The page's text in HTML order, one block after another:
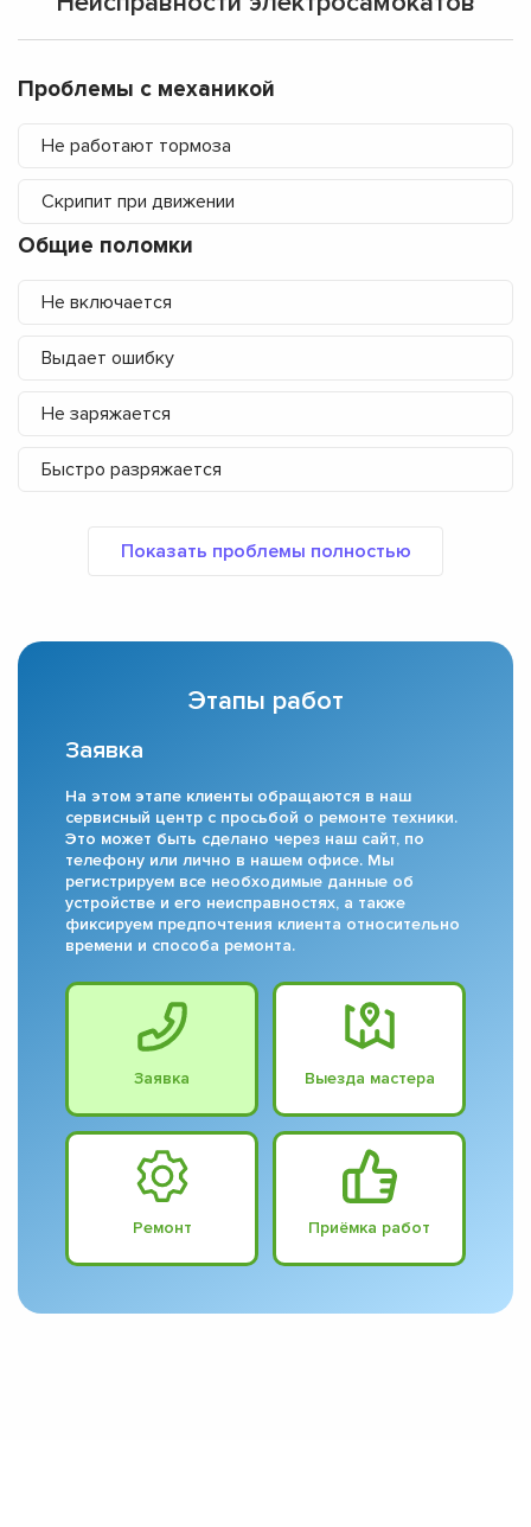
Проблемы с механикой
Не работают тормоза
Скрипит при движении
Общие поломки
Не включается
Выдает ошибку
Не заряжается
Быстро разряжается
Этапы работ
Заявка
На этом этапе клиенты обращаются в наш
сервисный центр с просьбой о ремонте техники.
Это может быть сделано через наш сайт, по
телефону или лично в нашем офисе. Мы
регистрируем все необходимые данные об
устройстве и его неисправностях, а также
фиксируем предпочтения клиента относительно
времени и способа ремонта.
Заявка Выезда мастера
Ремонт Приёмка работ